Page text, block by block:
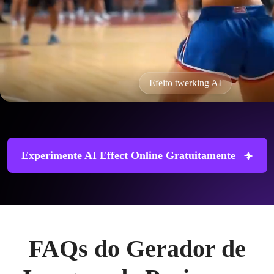
Efeito twerking AI
Experimente AI Effect Online Gratuitamente
FAQs do Gerador de